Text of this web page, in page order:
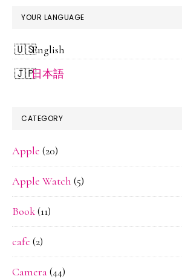
YOUR LANGUAGE
English
日本語
CATEGORY
Apple (20)
Apple Watch (5)
Book(11)
cafe (2)
Camera(44)